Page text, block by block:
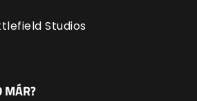
Studios
MÁR?